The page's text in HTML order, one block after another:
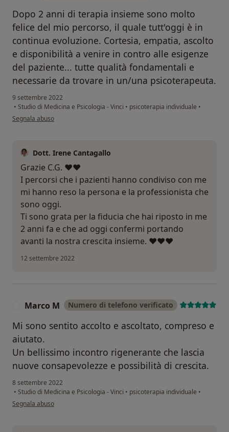
Dopo 2 anni di terapia insieme sono molto
felice del mio percorso, il quale tutt'oggi è in
continua evoluzione. Cortesia, empatia, ascolto
e disponibilità a venire in contro alle esigenze
del paziente... tutte qualità fondamentali e
necessarie da trovare in un/una psicoterapeuta.
9 settembre 2022
• Studio di Medicina e Psicologia - Vinci • psicoterapia individuale •
secondo l'opinione dell'utente CG
Segnala abuso
Dott. Irene Cantagallo
Grazie C.G. ❤️❤️
I percorsi che i pazienti hanno condiviso con me
mi hanno reso la persona e la professionista che
sono oggi.
Ti sono grata per la fiducia che hai riposto in me
2 anni fa e che ad oggi confermi portando
avanti la nostra crescita insieme. ❤️❤️❤️
12 settembre 2022
Marco M Numero di telefono verificato
Mi sono sentito accolto e ascoltato, compreso e
aiutato.
Un bellissimo incontro rigenerante che lascia
nuove consapevolezze e possibilità di crescita.
8 settembre 2022
• Studio di Medicina e Psicologia - Vinci • psicoterapia individuale •
secondo l'opinione dell'utente Marco M
Segnala abuso